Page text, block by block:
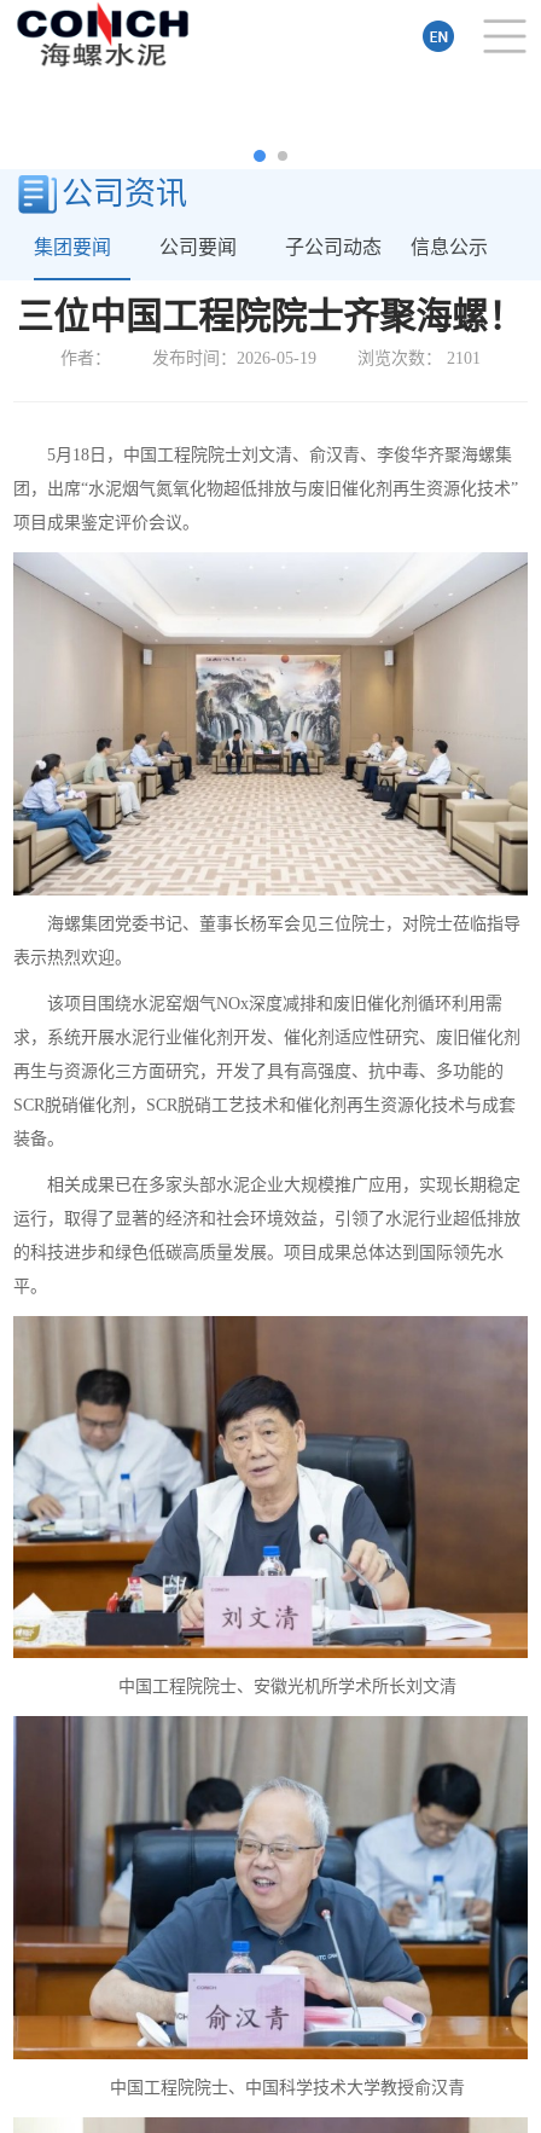
公司资讯
集团要闻 公司要闻 子公司动态 信息公示
三位中国工程院院士齐聚海螺！
作者： 发布时间：2026-05-19 浏览次数： 2101
5月18日，中国工程院院士刘文清、俞汉青、李俊华齐聚海螺集
团，出席“水泥烟气氮氧化物超低排放与废旧催化剂再生资源化技术”
项目成果鉴定评价会议。
海螺集团党委书记、董事长杨军会见三位院士，对院士莅临指导
表示热烈欢迎。
该项目围绕水泥窑烟气NOx深度减排和废旧催化剂循环利用需
求，系统开展水泥行业催化剂开发、催化剂适应性研究、废旧催化剂
再生与资源化三方面研究，开发了具有高强度、抗中毒、多功能的
SCR脱硝催化剂，SCR脱硝工艺技术和催化剂再生资源化技术与成套
装备。
相关成果已在多家头部水泥企业大规模推广应用，实现长期稳定
运行，取得了显著的经济和社会环境效益，引领了水泥行业超低排放
的科技进步和绿色低碳高质量发展。项目成果总体达到国际领先水
平。
中国工程院院士、安徽光机所学术所长刘文清
中国工程院院士、中国科学技术大学教授俞汉青